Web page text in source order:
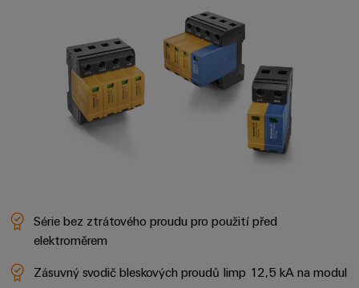
Série bez ztrátového proudu pro použití před
elektroměrem
Zásuvný svodič bleskových proudů Iimp 12,5 kA na modul